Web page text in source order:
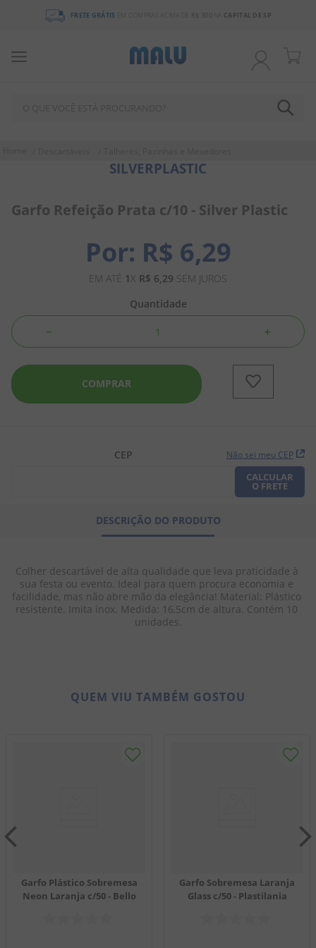
FRETE GRÁTIS R$ 300 CAPITAL DE SP
SILVERPLASTIC
Garfo Refeição Prata c/10 - Silver Plastic
R$ 6,29
EM ATÉ 1X R$ 6,29 SEM JUROS
Quantidade
＋
－
COMPRAR
CEP Não sei meu CEP
CALCULAR
O FRETE
DESCRIÇÃO DO PRODUTO
Colher descartável de alta qualidade que leva praticidade à
sua festa ou evento. Ideal para quem procura economia e
facilidade, mas não abre mão da elegância! Material: Plástico
resistente. Imita inox. Medida: 16,5cm de altura. Contém 10
unidades.
QUEM VIU TAMBÉM GOSTOU
Garfo Plástico Sobremesa
Neon Laranja c/50 - Bello
Garfo Sobremesa Laranja
Glass c/50 - Plastilania
1
chocolate
3º
pirulito
5º
amendoim
salgadinho
7º
chiclete
9º
doce leite
pipoca